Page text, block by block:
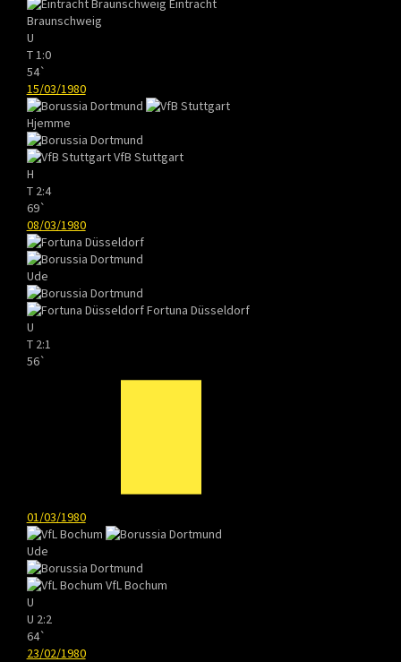
Braunschweig
U
T 1:0
54`
15/03/1980
Hjemme
VfB Stuttgart
H
T 2:4
69`
08/03/1980
Ude
Fortuna Düsseldorf
U
T 2:1
56`
01/03/1980
Ude
VfL Bochum
U
U 2:2
64`
23/02/1980